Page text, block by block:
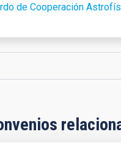
de Cooperación